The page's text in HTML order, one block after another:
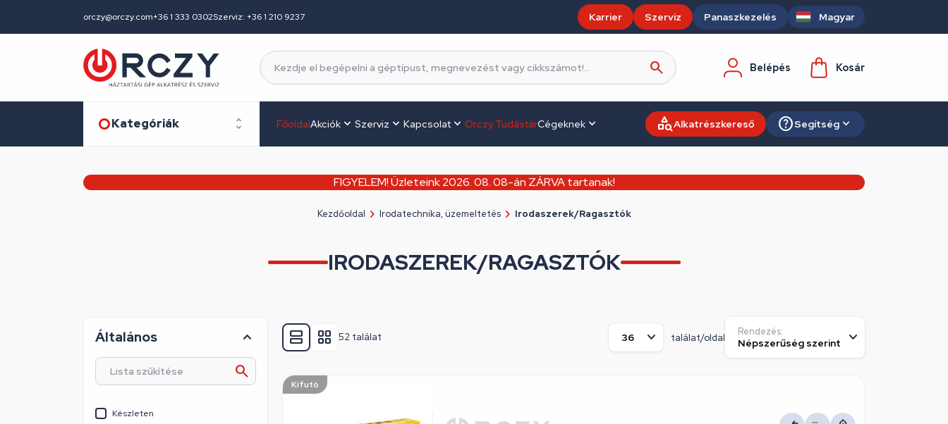
orczy@orczy.com+36 1 333 0302Szerviz: +36 1 210 9237 Karrier Szerviz Panaszkezelés Magyar
Belépés Kosár
Kategóriák FőoldalAkciók Szerviz Kapcsolat Orczy TudástárCégeknek Alkatrészkereső Segítség
FIGYELEM! Üzleteink 2026. 08. 08-án ZÁRVA tartanak!
Kezdőoldal Irodatechnika, üzemeltetés Irodaszerek/Ragasztók
IRODASZEREK/RAGASZTÓK
52 találat találat/oldal
Rendezés:
Kifutó
Általános
Készleten